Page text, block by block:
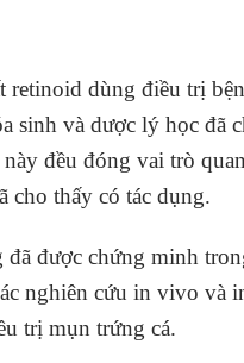
retinoid dùng điều trị
sinh và dược lý học đã
đều đóng vai trò
cho thấy có tác dụng.
được chứng minh
nghiên cứu in vivo và
trị mụn trứng cá.